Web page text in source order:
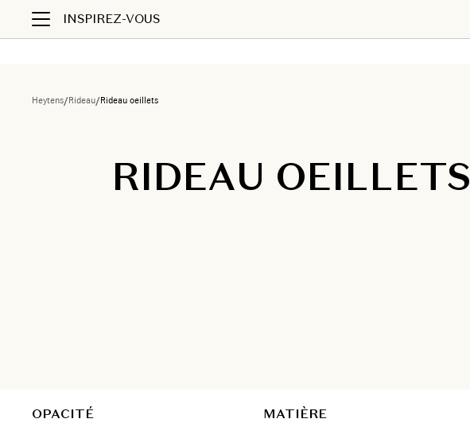
INSPIREZ-VOUS
Heytens/Rideau/Rideau oeillets
RIDEAU OEILLETS
OPACITÉ MATIÈRE